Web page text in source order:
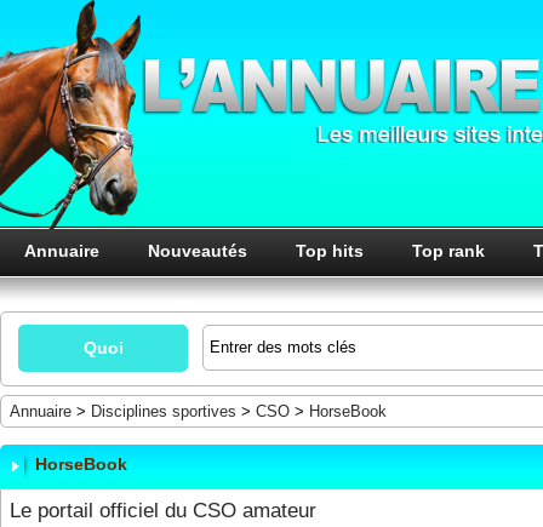
Annuaire Nouveautés Top hits Top rank
Quoi
Annuaire > Disciplines sportives > CSO > HorseBook
HorseBook
Le portail officiel du CSO amateur